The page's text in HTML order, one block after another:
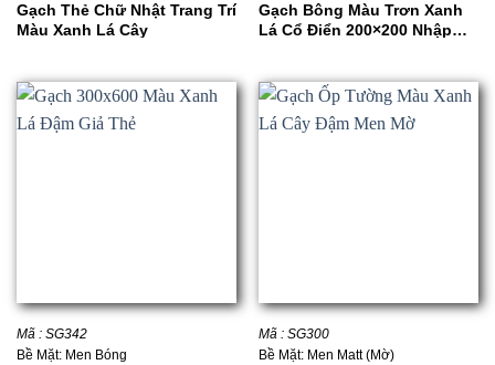
Gạch Thẻ Chữ Nhật Trang Trí
Màu Xanh Lá Cây
Gạch Bông Màu Trơn Xanh
Lá Cổ Điển 200×200 Nhập
Mã : SG342
Bề Mặt: Men Bóng
Mã : SG300
Bề Mặt: Men Matt (Mờ)